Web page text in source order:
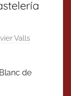
Valls
de